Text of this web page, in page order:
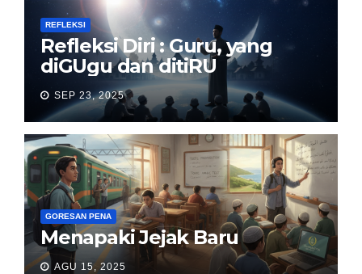
REFLEKSI
Refleksi Diri : Guru, yang
diGUgu dan ditiRU
SEP 23, 2025
GORESAN PENA
Menapaki Jejak Baru
AGU 15, 2025